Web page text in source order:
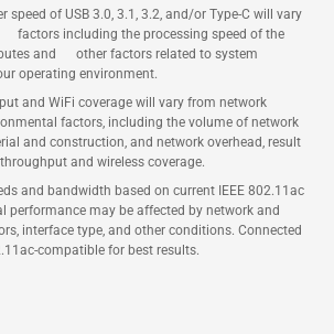
of USB 3.0, 3.1, 3.2, and/or Type-C will vary
factors including the processing speed of the
and other factors related to system
operating environment.
and WiFi coverage will vary from network
factors, including the volume of network
and construction, and network overhead, result
and wireless coverage.
and bandwidth based on current IEEE 802.11ac
performance may be affected by network and
interface type, and other conditions. Connected
compatible for best results.